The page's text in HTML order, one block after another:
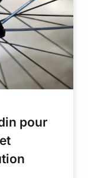
pour